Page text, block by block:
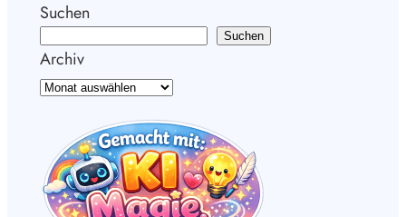
Suchen
Suchen
Archiv